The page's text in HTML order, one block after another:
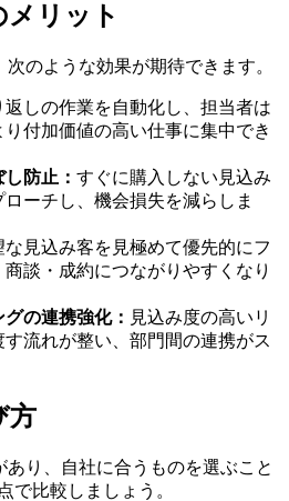
リット
のような効果が期待できます。
返しの作業を自動化し、担当者は
付加価値の高い仕事に集中でき
防止： すぐに購入しない見込み
ーチし、機会損失を減らしま
な見込み客を見極めて優先的にフ
談・成約につながりやすくなり
の連携強化： 見込み度の高いリ
流れが整い、部門間の連携がス
方
り、自社に合うものを選ぶこと
で比較しましょう。